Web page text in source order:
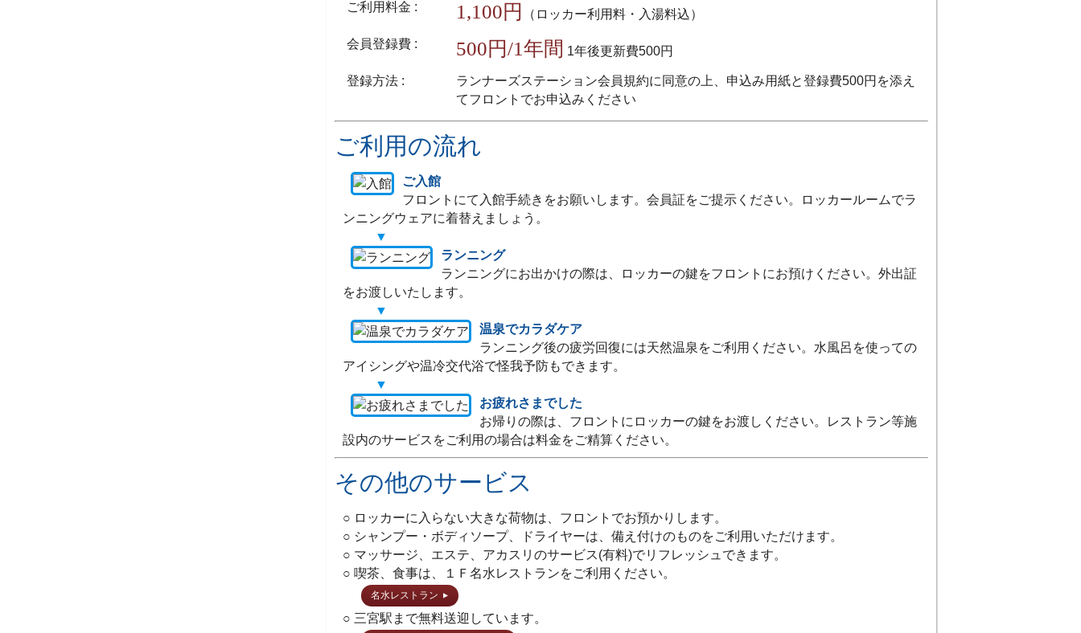
ご利用料金 :
1,100円 （ロッカー利用料・入湯料込）
会員登録費 : 500円/1年間 1年後更新費500円
登録方法 :
ランナーズステーション会員規約に同意の上、申込み用紙と登録費500円を添え
てフロントでお申込みください
ご利用の流れ
ご入館
フロントにて入館手続きをお願いします。会員証をご提示ください。ロッカールームでラ
ンニングウェアに着替えましょう。
ランニング
ランニングにお出かけの際は、ロッカーの鍵をフロントにお預けください。外出証
をお渡しいたします。
温泉でカラダケア
ランニング後の疲労回復には天然温泉をご利用ください。水風呂を使っての
アイシングや温冷交代浴で怪我予防もできます。
お疲れさまでした
お帰りの際は、フロントにロッカーの鍵をお渡しください。レストラン等施
設内のサービスをご利用の場合は料金をご精算ください。
その他のサービス
○ ロッカーに入らない大きな荷物は、フロントでお預かりします。
○ シャンプー・ボディソープ、ドライヤーは、備え付けのものをご利用いただけます。
○ マッサージ、エステ、アカスリのサービス(有料)でリフレッシュできます。
○ 喫茶、食事は、１Ｆ名水レストランをご利用ください。
名水レストラン
○ 三宮駅まで無料送迎しています。